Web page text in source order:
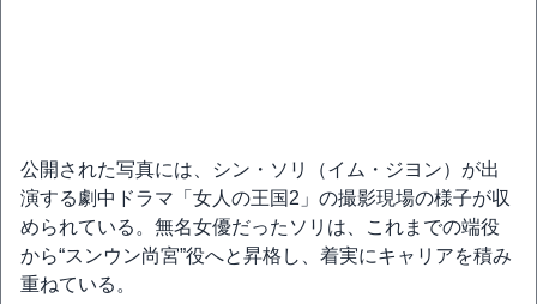
公開された写真には、シン・ソリ（イム・ジヨン）が出
演する劇中ドラマ「女人の王国2」の撮影現場の様子が収
められている。無名女優だったソリは、これまでの端役
から“スンウン尚宮”役へと昇格し、着実にキャリアを積み
重ねている。